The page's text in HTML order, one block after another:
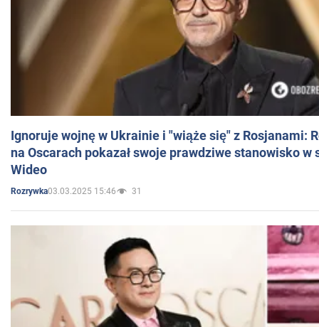
Ignoruje wojnę w Ukrainie i "wiąże się" z Rosjanami:
na Oscarach pokazał swoje prawdziwe stanowisko w
Wideo
Rozrywka03.03.2025 15:46 31